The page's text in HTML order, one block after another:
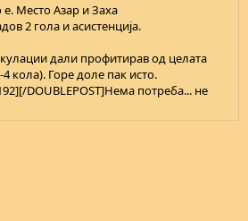
Место Азар и Заха
2 гола и асистенција.
дали профитирав од целата
кола). Горе доле пак исто.
DOUBLEPOST]Нема потреба... не